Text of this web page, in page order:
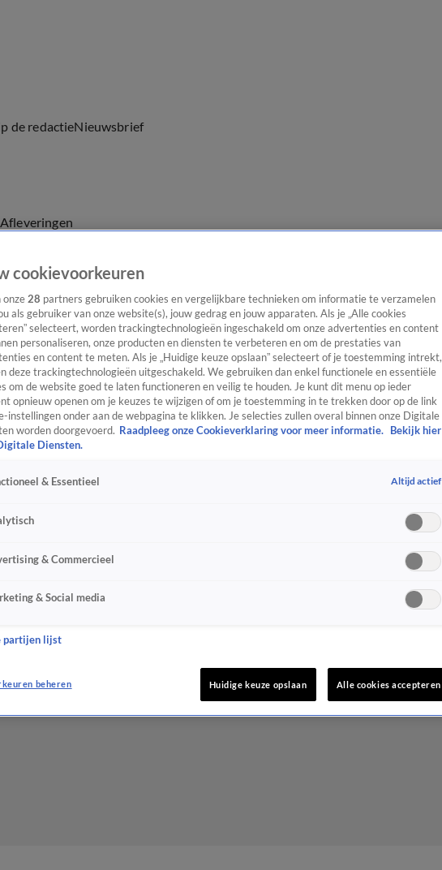
de redactieNieuwsbrief
Afleveringen
cookievoorkeuren
onze28 partners gebruiken cookies en vergelijkbare technieken om informatie te verzamelen
als gebruiker van onze website(s), jouw gedrag en jouw apparaten. Als je „Alle cookies
selecteert, worden trackingtechnologieën ingeschakeld om onze advertenties en content
personaliseren, onze producten en diensten te verbeteren en om de prestaties van
en content te meten. Als je „Huidige keuze opslaan” selecteert of je toestemming intrekt,
deze trackingtechnologieën uitgeschakeld. We gebruiken dan enkel functionele en essentiële
om de website goed te laten functioneren en veilig te houden. Je kunt dit menu op ieder
opnieuw openen om je keuzes te wijzigen of om je toestemming in te trekken door op de link
instellingen onder aan de webpagina te klikken. Je selecties zullen overal binnen onze Digitale
worden doorgevoerd. Raadpleeg onze Cookieverklaring voor meer informatie.
Bekijk hier
Diensten.
& Essentieel Altijd actief
& Commercieel
& Social media
partijen lijst
beheren Huidige keuze opslaan Alle cookies accepteren